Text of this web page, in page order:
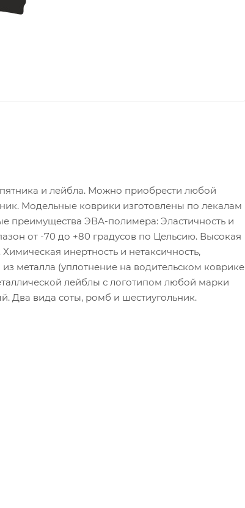
и лейбла. Можно приобрести любой
Модельные коврики изготовлены по лекалам
преимущества ЭВА-полимера: Эластичность и
от -70 до +80 градусов по Цельсию. Высокая
инертность и нетаксичность,
металла (уплотнение на водительском коврике
лейблы с логотипом любой марки
Два вида соты, ромб и шестиугольник.